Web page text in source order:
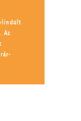
Az